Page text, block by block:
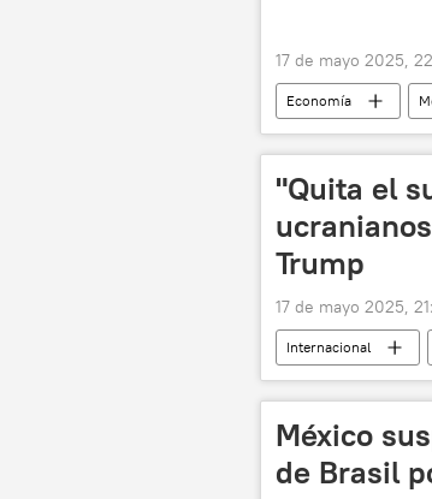
17 de mayo 2025,
Economía
automóviles
"Quita el
Trump
17 de mayo 2025,
Internacional
🌍 Europa
México
de Brasil